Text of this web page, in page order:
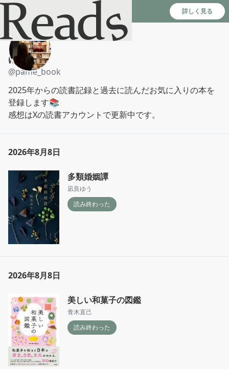
Reads - 読書のSNS＆記録アプリ 詳しく見る
ぱめ
@pame_book
2025年からの読書記録と過去に読んだお気に入りの本を
登録します📚
感想はXの読書アカウントで更新中です。
2026年8月8日
多類婚姻譚
凪良ゆう
読み終わった
2026年8月8日
美しい和菓子の図鑑
青木直己
読み終わった